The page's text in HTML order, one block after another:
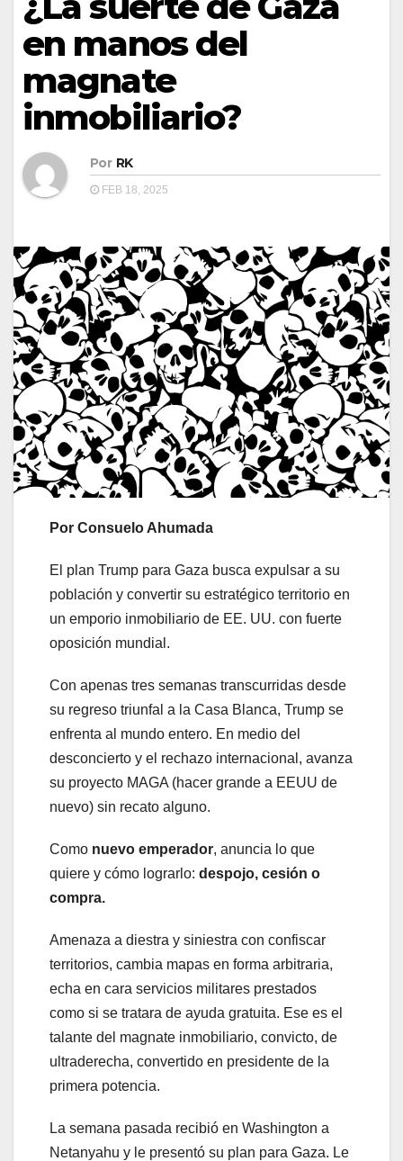
en manos del
magnate
inmobiliario?
Por RK
FEB 18, 2025
Por Consuelo Ahumada
El plan Trump para Gaza busca expulsar a su
población y convertir su estratégico territorio en
un emporio inmobiliario de EE. UU. con fuerte
oposición mundial.
Con apenas tres semanas transcurridas desde
su regreso triunfal a la Casa Blanca, Trump se
enfrenta al mundo entero. En medio del
desconcierto y el rechazo internacional, avanza
su proyecto MAGA (hacer grande a EEUU de
nuevo) sin recato alguno.
Como nuevo emperador, anuncia lo que
quiere y cómo lograrlo: despojo, cesión o
compra.
Amenaza a diestra y siniestra con confiscar
territorios, cambia mapas en forma arbitraria,
echa en cara servicios militares prestados
como si se tratara de ayuda gratuita. Ese es el
talante del magnate inmobiliario, convicto, de
ultraderecha, convertido en presidente de la
primera potencia.
La semana pasada recibió en Washington a
Netanyahu y le presentó su plan para Gaza. Le